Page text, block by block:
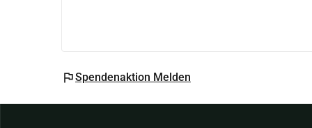
flagSpendenaktion Melden